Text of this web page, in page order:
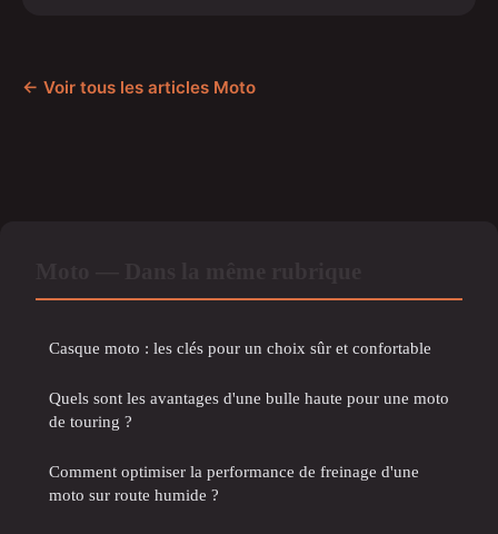
← Voir tous les articles Moto
Casque moto : les clés pour un choix sûr et confortable
Quels sont les avantages d'une bulle haute pour une moto
de touring ?
Comment optimiser la performance de freinage d'une
moto sur route humide ?